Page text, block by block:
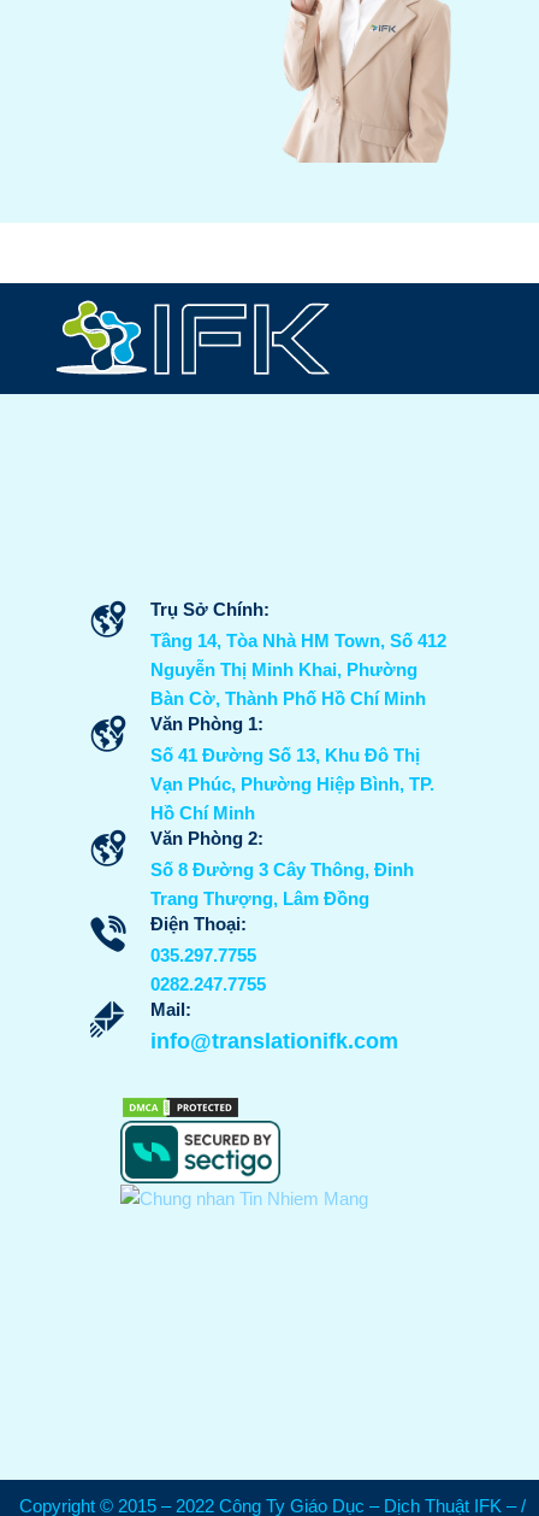
Trụ Sở Chính:
Tầng 14, Tòa Nhà HM Town, Số 412
Nguyễn Thị Minh Khai, Phường
Bàn Cờ, Thành Phố Hồ Chí Minh
Văn Phòng 1:
Số 41 Đường Số 13, Khu Đô Thị
Vạn Phúc, Phường Hiệp Bình, TP.
Hồ Chí Minh
Văn Phòng 2:
Số 8 Đường 3 Cây Thông, Đinh
Trang Thượng, Lâm Đồng
Điện Thoại:
035.297.7755
0282.247.7755
Mail:
info@translationifk.com
Copyright © 2015 – 2022 Công Ty Giáo Dục – Dịch Thuật IFK – /